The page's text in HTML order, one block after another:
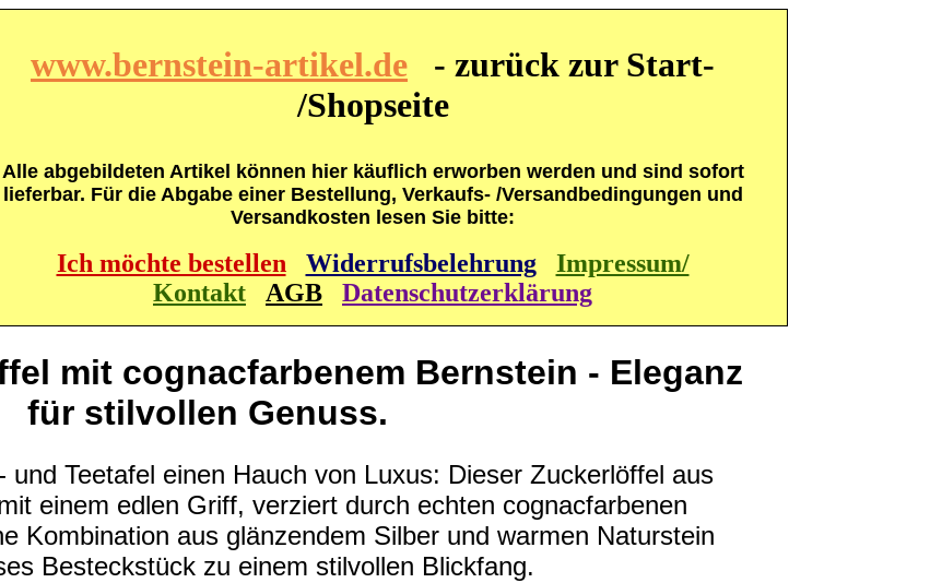
www.bernstein-artikel.de
- zurück zur Start-
/Shopseite
Alle abgebildeten Artikel können hier käuflich erworben werden und sind sofort
lieferbar. Für die Abgabe einer Bestellung, Verkaufs- /Versandbedingungen und
Versandkosten lesen Sie bitte:
Ich möchte bestellen Widerrufsbelehrung
Impressum/
Kontakt
AGB Datenschutzerklärung
mit cognacfarbenem Bernstein - Eleganz
für stilvollen Genuss.
und Teetafel einen Hauch von Luxus: Dieser Zuckerlöffel aus
einem edlen Griff, verziert durch echten cognacfarbenen
Kombination aus glänzendem Silber und warmen Naturstein
Besteckstück zu einem stilvollen Blickfang.